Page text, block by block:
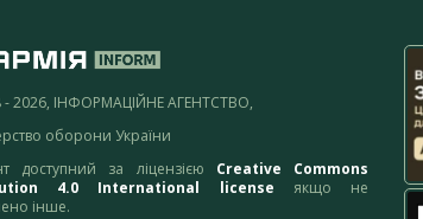
- 2026, ІНФОРМАЦІЙНЕ АГЕНТСТВО,
оборони України
доступний за ліцензією Creative Commons
4.0 International license якщо не
інше.